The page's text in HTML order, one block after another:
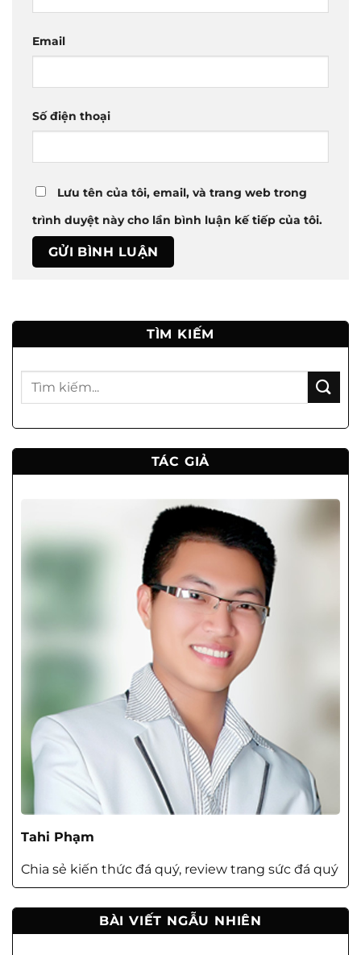
Email
Số điện thoại
Lưu tên của tôi, email, và trang web trong
trình duyệt này cho lần bình luận kế tiếp của tôi.
TÌM KIẾM
TÁC GIẢ
Tahi Phạm
Chia sẻ kiến thức đá quý, review trang sức đá quý
BÀI VIẾT NGẪU NHIÊN